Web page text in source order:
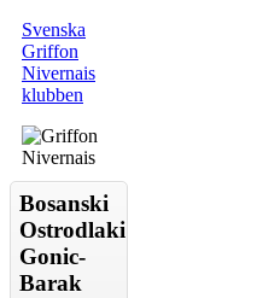
Svenska
Griffon
Nivernais
klubben
Bosanski
Ostrodlaki
Gonic-
Barak